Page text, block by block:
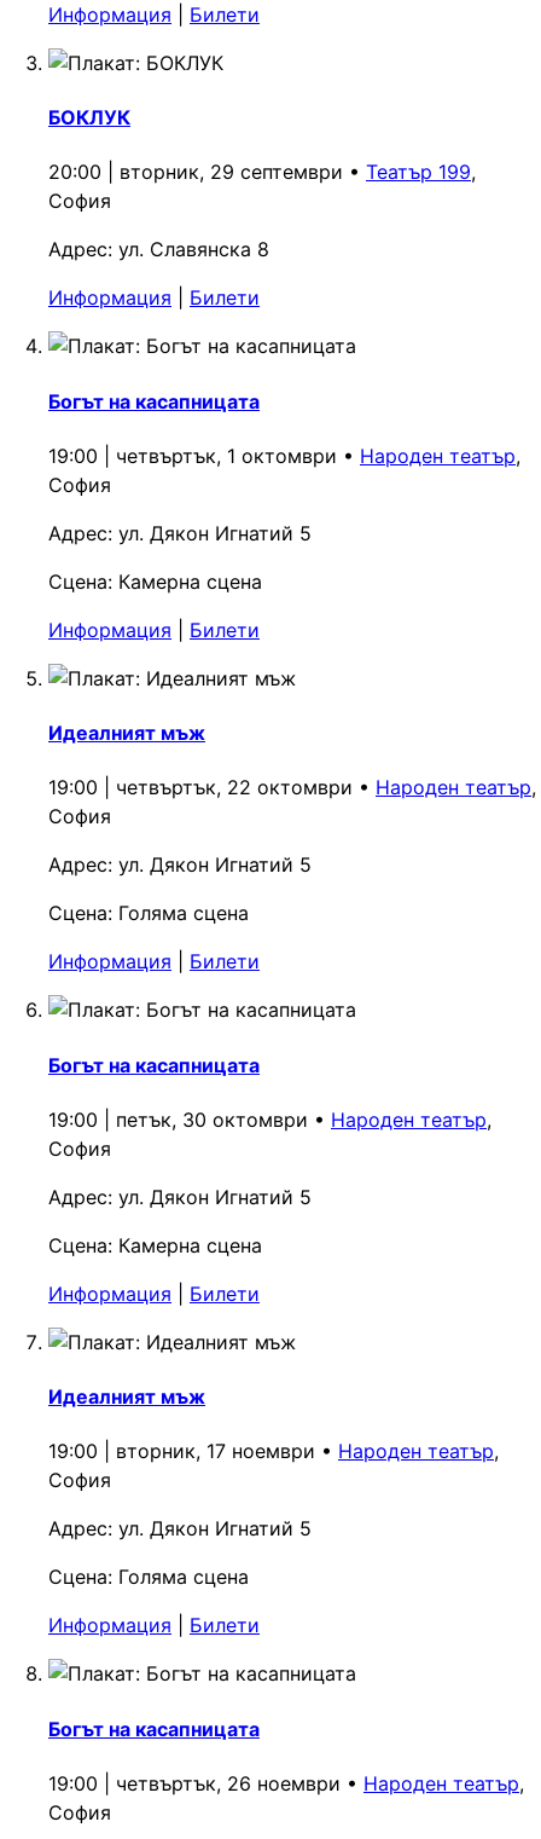
Информация
Билети
БОКЛУК
20:00 | вторник, 29 септември • Театър 199,
София
Адрес: ул. Славянска 8
Информация
Билети
Богът на касапницата
19:00 | четвъртък, 1 октомври • Народен театър,
София
Адрес: ул. Дякон Игнатий 5
Сцена: Камерна сцена
Информация
Билети
Идеалният мъж
19:00 | четвъртък, 22 октомври • Народен театър,
София
Адрес: ул. Дякон Игнатий 5
Сцена: Голяма сцена
Информация
Билети
Богът на касапницата
19:00 | петък, 30 октомври • Народен театър,
София
Адрес: ул. Дякон Игнатий 5
Сцена: Камерна сцена
Информация
Билети
Идеалният мъж
19:00 | вторник, 17 ноември • Народен театър,
София
Адрес: ул. Дякон Игнатий 5
Сцена: Голяма сцена
Информация
Билети
Богът на касапницата
19:00 | четвъртък, 26 ноември • Народен театър,
София